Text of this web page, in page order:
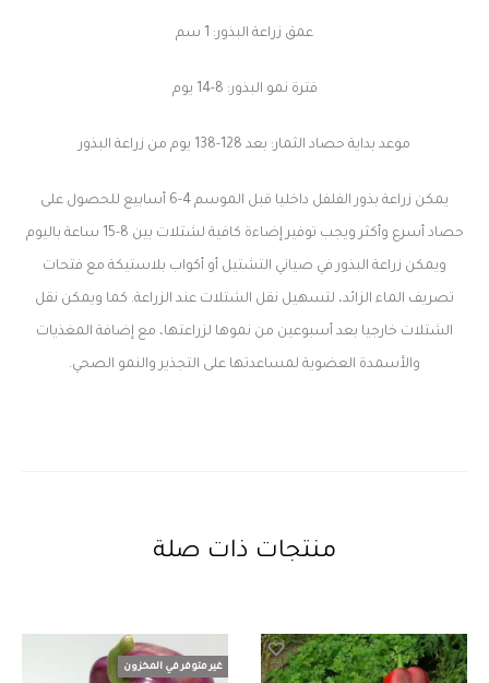
عمق زراعة البذور: 1 سم
فترة نمو البذور: 8-14 يوم
موعد بداية حصاد الثمار: بعد 128-138 يوم من زراعة البذور
يمكن زراعة بذور الفلفل داخليا قبل الموسم 4-6 أسابيع للحصول على
حصاد أسرع وأكثر ويجب توفير إضاءة كافية لشتلات بين 8-15 ساعة باليوم
ويمكن زراعة البذور في صياني التشتيل أو أكواب بلاستيكة مع فتحات
تصريف الماء الزائد، لتسهيل نقل الشتلات عند الزراعة. كما ويمكن نقل
الشتلات خارجيا بعد أسبوعين من نموها لزراعتها، مع إضافة المغذيات
والأسمدة العضوية لمساعدتها على التجذير والنمو الصحي.
منتجات ذات صلة
غير متوفر في المخزون